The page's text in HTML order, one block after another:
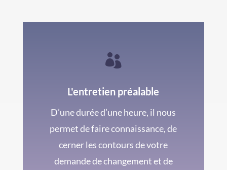

L'entretien préalable
D’une durée d’une heure, il nous
permet de faire connaissance, de
cerner les contours de votre
demande de changement et de